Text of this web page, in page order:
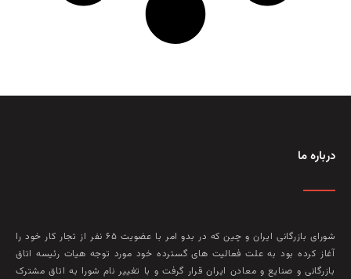
درباره ما
شورای بازرگانی ایران و چین که در بدو امر با عضويت ۶۵ نفر از تجار کار خود را
آغاز کرده بود به علت فعاليت‌ های گسترده خود مورد توجه هيات رئيسه اتاق
بازرگانی و صنايع و معادن ايران قرار گرفت و با تغيير نام شورا به اتاق مشترک